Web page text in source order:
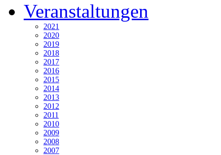
Veranstaltungen
2021
2020
2019
2018
2017
2016
2015
2014
2013
2012
2011
2010
2009
2008
2007